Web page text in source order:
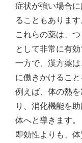
症状が強い場合
ることもあります
これらの薬は、
として非常に有効
一方で、漢方薬
に働きかけること
例えば、体の熱
り、消化機能を
体へと導きます。
即効性よりも、